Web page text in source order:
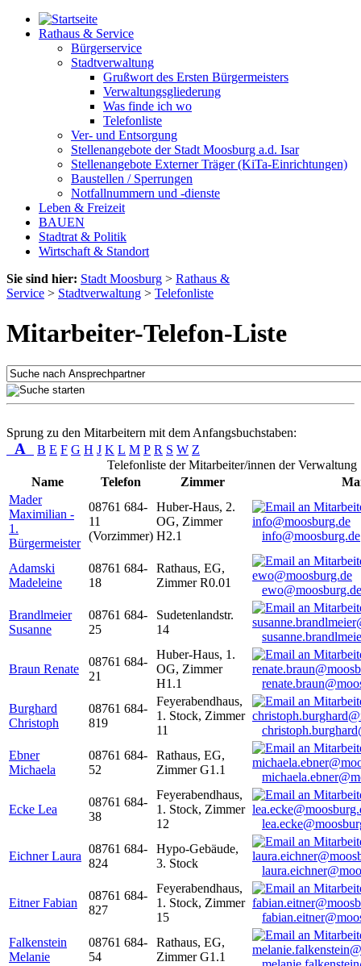
Rathaus & Service
Bürgerservice
Stadtverwaltung
Grußwort des Ersten Bürgermeisters
Verwaltungsgliederung
Was finde ich wo
Telefonliste
Ver- und Entsorgung
Stellenangebote der Stadt Moosburg a.d. Isar
Stellenangebote Externer Träger (KiTa-Einrichtungen)
Baustellen / Sperrungen
Notfallnummern und -dienste
Leben & Freizeit
BAUEN
Stadtrat & Politik
Wirtschaft & Standort
Sie sind hier: Stadt Moosburg > Rathaus &
Service > Stadtverwaltung > Telefonliste
Mitarbeiter-Telefon-Liste
Sprung zu den Mitarbeitern mit dem Anfangsbuchstaben:
A B E F G H J K L M P R S W Z
Telefonliste der Mitarbeiter/innen der Verwaltung
Name
Telefon Zimmer
Mader
Maximilian -
1.
Bürgermeister
08761 684-
11
(Vorzimmer)
Huber-Haus, 2.
OG, Zimmer
H2.1
info@moosburg.de
Adamski
Madeleine
08761 684-
18
Rathaus, EG,
Zimmer R0.01
ewo@moosburg.de
Brandlmeier
Susanne
08761 684-
25
Sudetenlandstr.
14
Braun Renate
08761 684-
21
Huber-Haus, 1.
OG, Zimmer
H1.1
Burghard
Christoph
08761 684-
819
Feyerabendhaus,
1. Stock, Zimmer
11
Ebner
Michaela
08761 684-
52
Rathaus, EG,
Zimmer G1.1
Ecke Lea
08761 684-
38
Feyerabendhaus,
1. Stock, Zimmer
12
Eichner Laura
08761 684-
824
Hypo-Gebäude,
3. Stock
Eitner Fabian
08761 684-
827
Feyerabendhaus,
1. Stock, Zimmer
15
Falkenstein
Melanie
08761 684-
54
Rathaus, EG,
Zimmer G1.1